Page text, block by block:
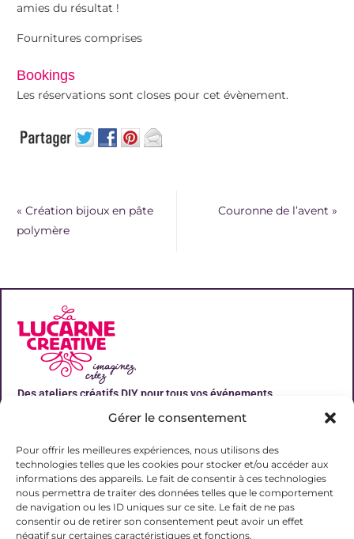
Gérer le consentement
Pour offrir les meilleures expériences, nous utilisons des
technologies telles que les cookies pour stocker et/ou accéder aux
informations des appareils. Le fait de consentir à ces technologies
nous permettra de traiter des données telles que le comportement
de navigation ou les ID uniques sur ce site. Le fait de ne pas
consentir ou de retirer son consentement peut avoir un effet
négatif sur certaines caractéristiques et fonctions.
amies du résultat !
Fournitures comprises
Bookings
Les réservations sont closes pour cet évènement.
« Création bijoux en pâte
polymère
Couronne de l’avent »
Des ateliers créatifs DIY pour tous vos événements
Liens utiles
Contact
06 31 19 51 92